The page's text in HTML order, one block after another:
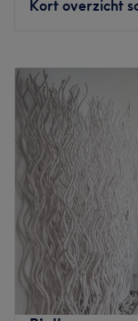
Kort overzicht
Dinsdag
Woensdag
Donderdag
Vrijdag
Zaterdag
Zondag
Beauty Skin
Rhode-Saint-
par Kristina, le
profitez de soins
naturelle et